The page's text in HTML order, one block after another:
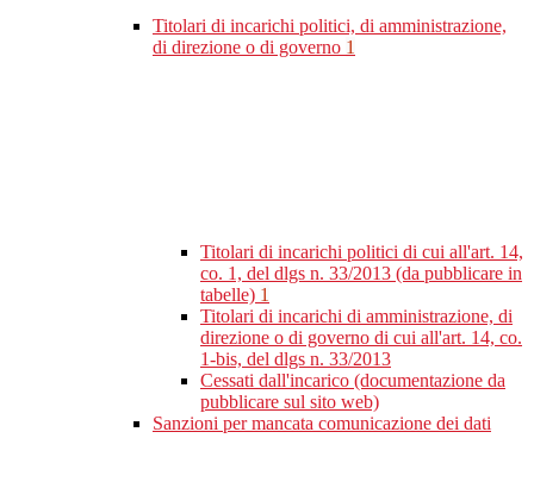
Titolari di incarichi politici, di amministrazione,
di direzione o di governo 1
Titolari di incarichi politici di cui all'art. 14,
co. 1, del dlgs n. 33/2013 (da pubblicare in
tabelle) 1
Titolari di incarichi di amministrazione, di
direzione o di governo di cui all'art. 14, co.
1-bis, del dlgs n. 33/2013
Cessati dall'incarico (documentazione da
pubblicare sul sito web)
Sanzioni per mancata comunicazione dei dati